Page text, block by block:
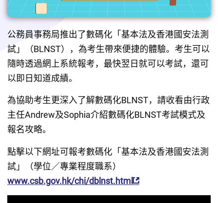
公務員事務局推出了數碼化「基本法及香港國安法測
試」（BLNST），為考生帶來便捷的體驗。考生可以
隨時透過網上系統報考，最快翌日就可以考試，還可
以即日知道成績。
為協助考生更深入了解數碼化BLNST，請收看由行政
主任Andrew及Sophia介紹數碼化BLNST考試模式及
報名攻略。
點擊以下網址可報考數碼化「基本法及香港國安法測
試」（學位／專業程度職系）
www.csb.gov.hk/chi/dblnst.html